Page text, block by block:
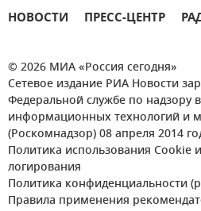
НОВОСТИ ПРЕСС-ЦЕНТР
© 2026 МИА «Россия сегодня»
Сетевое издание РИА Новости
Федеральной службе по надзору
информационных технологий и
(Роскомнадзор) 08 апреля 2014
Политика использования Cookie
логирования
Политика конфиденциальности
Правила применения